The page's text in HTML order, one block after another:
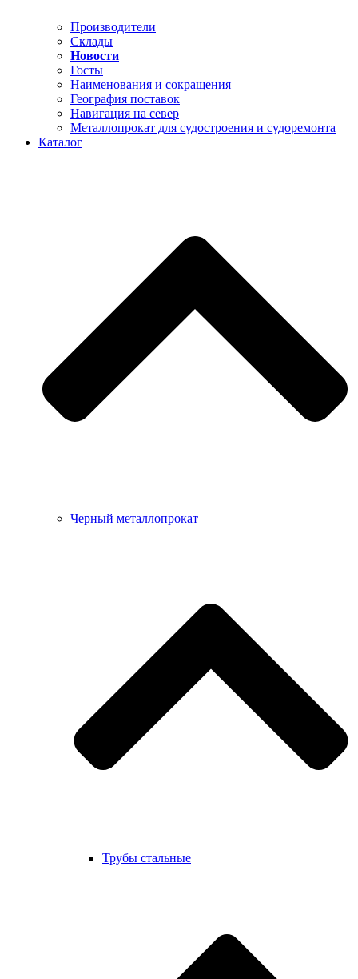
Производители
Склады
Новости
Госты
Наименования и сокращения
География поставок
Навигация на север
Металлопрокат для судостроения и судоремонта
Каталог
Черный металлопрокат
Трубы стальные